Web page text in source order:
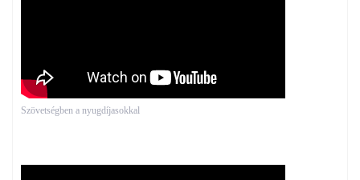
Szövetségben a nyugdíjasokkal